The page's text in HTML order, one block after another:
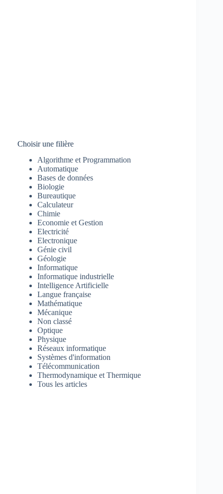
Choisir une filière
Algorithme et Programmation
Automatique
Bases de données
Biologie
Bureautique
Calculateur
Chimie
Economie et Gestion
Electricité
Electronique
Génie civil
Géologie
Informatique
Informatique industrielle
Intelligence Artificielle
Langue française
Mathématique
Mécanique
Non classé
Optique
Physique
Réseaux informatique
Systèmes d'information
Télécommunication
Thermodynamique et Thermique
Tous les articles